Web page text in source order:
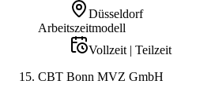
Düsseldorf
Arbeitszeitmodell
Vollzeit | Teilzeit
CBT Bonn MVZ GmbH